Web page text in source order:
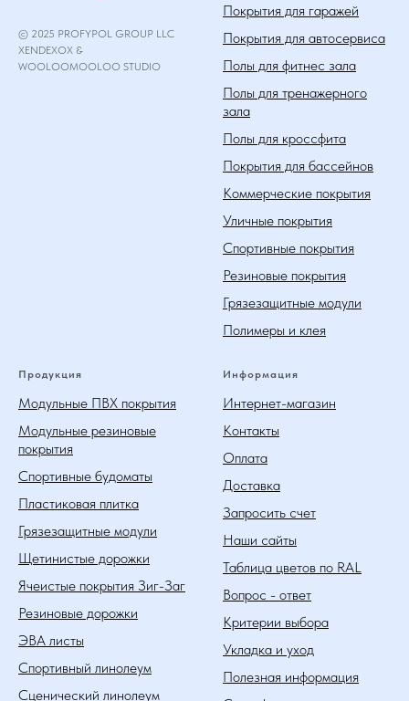
© 2025 PROFYPOL GROUP LLC
XENDEXOX &
WOOLOOMOOLOO STUDIO
Покрытия для гаражей
Покрытия для автосервиса
Полы для фитнес зала
Полы для тренажерного
зала
Полы для кроссфита
Покрытия для бассейнов
Коммерческие покрытия
Уличные покрытия
Спортивные покрытия
Резиновые покрытия
Грязезащитные модули
Полимеры и клея
Продукция
Модульные ПВХ покрытия
Модульные резиновые
покрытия
Спортивные будоматы
Пластиковая плитка
Грязезащитные модули
Щетинистые дорожки
Ячеистые покрытия Зиг-Заг
Резиновые дорожки
ЭВА листы
Спортивный линолеум
Сценический линолеум
Информация
Интернет-магазин
Контакты
Оплата
Доставка
Запросить счет
Наши сайты
Таблица цветов по RAL
Вопрос - ответ
Критерии выбора
Укладка и уход
Полезная информация